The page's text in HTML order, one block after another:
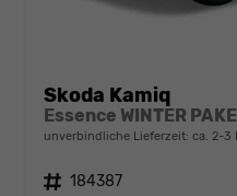
Skoda Kamiq
Essence WINTER
unverbindliche Lieferzeit: ca. 2-3
Fahrzeugnr. 184387